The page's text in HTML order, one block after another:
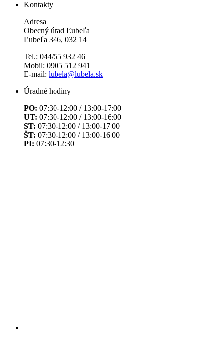
Kontakty
Adresa
Obecný úrad Ľubeľa
Ľubeľa 346, 032 14
Tel.: 044/55 932 46
Mobil: 0905 512 941
E-mail: lubela@lubela.sk
Úradné hodiny
PO: 07:30-12:00 / 13:00-17:00
UT: 07:30-12:00 / 13:00-16:00
ST: 07:30-12:00 / 13:00-17:00
ŠT: 07:30-12:00 / 13:00-16:00
PI: 07:30-12:30